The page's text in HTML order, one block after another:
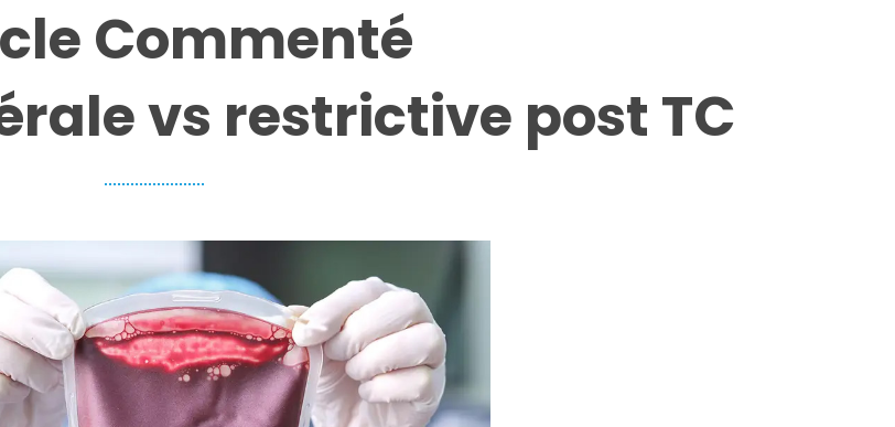
Commenté
vs restrictive post TC